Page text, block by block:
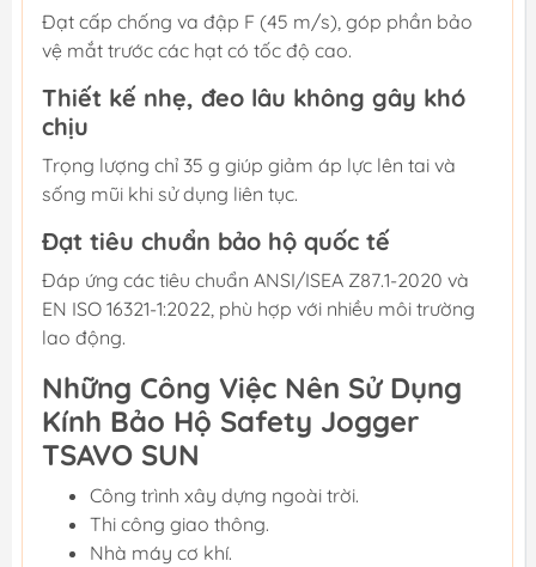
Đạt cấp chống va đập F (45 m/s), góp phần bảo
vệ mắt trước các hạt có tốc độ cao.
Thiết kế nhẹ, đeo lâu không gây khó
chịu
Trọng lượng chỉ 35 g giúp giảm áp lực lên tai và
sống mũi khi sử dụng liên tục.
Đạt tiêu chuẩn bảo hộ quốc tế
Đáp ứng các tiêu chuẩn ANSI/ISEA Z87.1-2020 và
EN ISO 16321-1:2022, phù hợp với nhiều môi trường
lao động.
Những Công Việc Nên Sử Dụng
Kính Bảo Hộ Safety Jogger
TSAVO SUN
Công trình xây dựng ngoài trời.
Thi công giao thông.
Nhà máy cơ khí.